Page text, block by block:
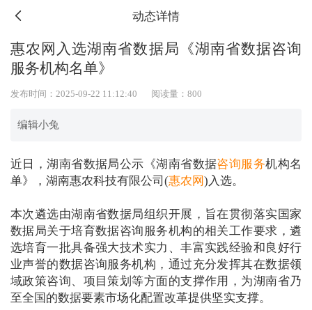
动态详情
惠农网入选湖南省数据局《湖南省数据咨询
服务机构名单》
发布时间：2025-09-22 11:12:40 阅读量：800
编辑小兔
近日，湖南省数据局公示《湖南省数据咨询服务机构名
单》，湖南惠农科技有限公司(惠农网)入选。
本次遴选由湖南省数据局组织开展，旨在贯彻落实国家
数据局关于培育数据咨询服务机构的相关工作要求，遴
选培育一批具备强大技术实力、丰富实践经验和良好行
业声誉的数据咨询服务机构，通过充分发挥其在数据领
域政策咨询、项目策划等方面的支撑作用，为湖南省乃
至全国的数据要素市场化配置改革提供坚实支撑。